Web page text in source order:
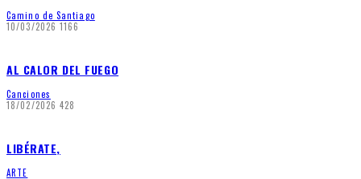
Camino de Santiago
10/03/2026 1166
AL CALOR DEL FUEGO
Canciones
18/02/2026 428
LIBÉRATE,
ARTE